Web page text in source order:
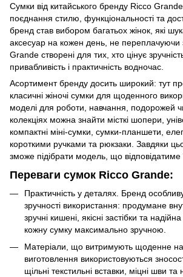
Сумки від китайського бренду Ricco
поєднання стилю, функціональності та
бренд став вибором багатьох жінок, які
аксесуар на кожен день, не переплачуючи
Grande створені для тих, хто цінує
привабливість і практичність водночас.
Асортимент бренду досить широкий: тут
класичні жіночі сумки для щоденного
моделі для роботи, навчання, подорожей
колекціях можна знайти місткі шопери,
компактні міні-сумки, сумки-планшети,
короткими ручками та рюкзаки. Завдяки
зможе підібрати модель, що відповідатиме
Переваги сумок Ricco Grande:
Практичність у деталях. Бренд
зручності використання: продумане
зручні кишені, якісні застібки та
кожну сумку максимально зручною.
Матеріали, що витримують щоденне
виготовлення використовуються
щільні текстильні вставки, міцні шви та